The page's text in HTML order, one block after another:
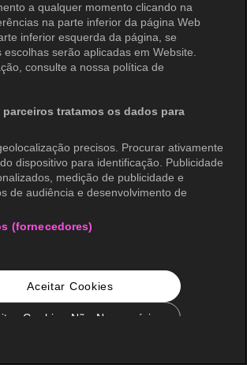
a qualquer momento clicando na
na parte inferior da página Web
inferior esquerda da página, se
escolhas serão aplicadas em Website.
consulte a nossa política de
tratamos os dados para
precisos. Procurar ativamente
dispositivo para identificação. Publicidade
medição de publicidade e
de audiência e desenvolvimento de
(fornecedores)
Aceitar Cookies
Cookies Não Necessários